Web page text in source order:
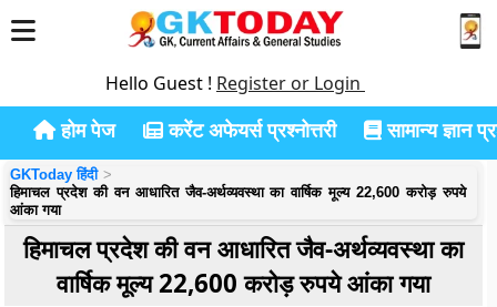
Hello Guest ! Register or Login
होम पेज करेंट अफेयर्स प्रश्नोत्तरी सामान्य ज्ञान
GKToday हिंदी
हिमाचल प्रदेश की वन आधारित जैव-अर्थव्यवस्था का वार्षिक मूल्य 22,600 करोड़ रुपये
आंका गया
हिमाचल प्रदेश की वन आधारित जैव-अर्थव्यवस्था का
वार्षिक मूल्य 22,600 करोड़ रुपये आंका गया